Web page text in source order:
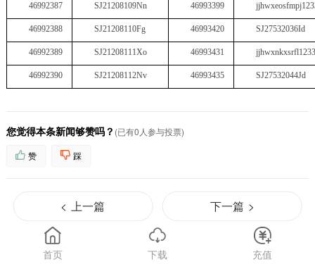
46992387 SJ21208109Nn 46993399
46992388 SJ21208110Fg 46993420 SJ27532036Id
46992389 SJ21208111Xo 46993431
46992390 SJ21208112Nv 46993435 SJ27532044Jd
您觉得本条新闻够赞吗？ (已有0人参与投票)
赞
踩
< 上一篇 下一篇 >
热点推送 相关新闻
首页 下载 充值